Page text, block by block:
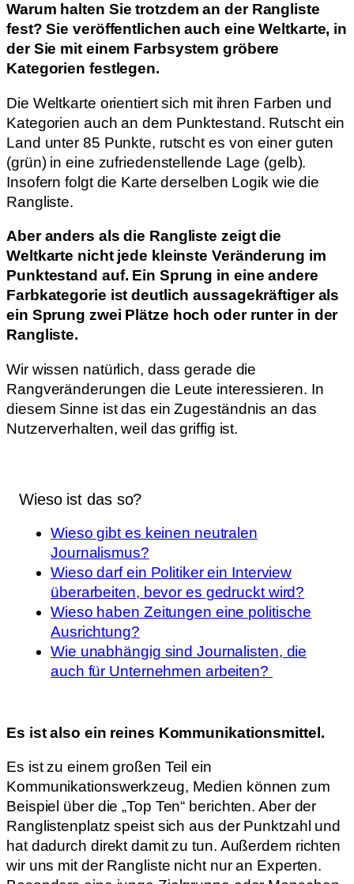
Warum halten Sie trotzdem an der Rangliste
fest? Sie veröffentlichen auch eine Weltkarte, in
der Sie mit einem Farbsystem gröbere
Kategorien festlegen.
Die Weltkarte orientiert sich mit ihren Farben und
Kategorien auch an dem Punktestand. Rutscht ein
Land unter 85 Punkte, rutscht es von einer guten
(grün) in eine zufriedenstellende Lage (gelb).
Insofern folgt die Karte derselben Logik wie die
Rangliste.
Aber anders als die Rangliste zeigt die
Weltkarte nicht jede kleinste Veränderung im
Punktestand auf. Ein Sprung in eine andere
Farbkategorie ist deutlich aussagekräftiger als
ein Sprung zwei Plätze hoch oder runter in der
Rangliste.
Wir wissen natürlich, dass gerade die
Rangveränderungen die Leute interessieren. In
diesem Sinne ist das ein Zugeständnis an das
Nutzerverhalten, weil das griffig ist.
Wieso ist das so?
Wieso gibt es keinen neutralen
Journalismus?
Wieso darf ein Politiker ein Interview
überarbeiten, bevor es gedruckt wird?
Wieso haben Zeitungen eine politische
Ausrichtung?
Wie unabhängig sind Journalisten, die
auch für Unternehmen arbeiten?
Es ist also ein reines Kommunikationsmittel.
Es ist zu einem großen Teil ein
Kommunikationswerkzeug, Medien können zum
Beispiel über die „Top Ten“ berichten. Aber der
Ranglistenplatz speist sich aus der Punktzahl und
hat dadurch direkt damit zu tun. Außerdem richten
wir uns mit der Rangliste nicht nur an Experten.